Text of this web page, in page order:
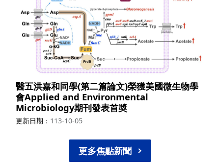
醫五洪嘉和同學(第二篇論文)榮獲美國微生物學
會Applied and Environmental
Microbiology期刊發表首奬
更新日期 113-10-05
更多焦點新聞